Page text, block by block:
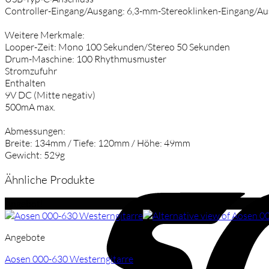
Controller-Eingang/Ausgang: 6,3-mm-Stereoklinken-Eingang/
Weitere Merkmale:
Looper-Zeit: Mono 100 Sekunden/Stereo 50 Sekunden
Drum-Maschine: 100 Rhythmusmuster
Stromzufuhr
Enthalten
9V DC (Mitte negativ)
500mA max.
Abmessungen:
Breite: 134mm / Tiefe: 120mm / Höhe: 49mm
Gewicht: 529g
Ähnliche Produkte
Angebote
Aosen 000-630 Westerngitarre